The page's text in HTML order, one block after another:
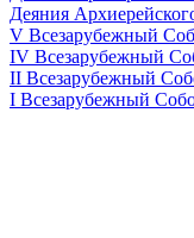
Деяния
V Всезарубежный
IV Всезарубежный
II Всезарубежный
I Всезарубежный